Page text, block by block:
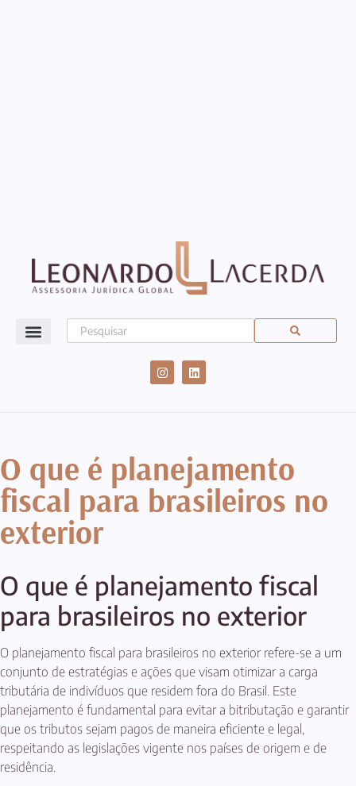
O que é planejamento
fiscal para brasileiros no
exterior
O que é planejamento fiscal
para brasileiros no exterior
O planejamento fiscal para brasileiros no exterior refere-se a um
conjunto de estratégias e ações que visam otimizar a carga
tributária de indivíduos que residem fora do Brasil. Este
planejamento é fundamental para evitar a bitributação e garantir
que os tributos sejam pagos de maneira eficiente e legal,
respeitando as legislações vigente nos países de origem e de
residência.